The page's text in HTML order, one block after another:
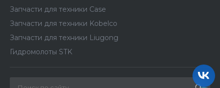
Запчасти для техники Case
Запчасти для техники Kobelco
Запчасти для техники Liugong
Гидромолоты STK